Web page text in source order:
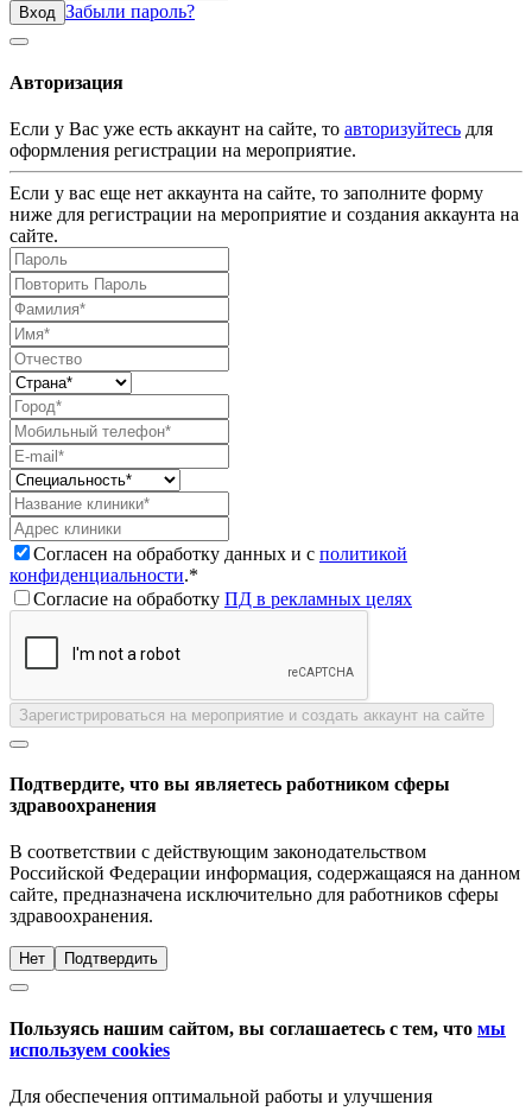
Вход Забыли пароль?
Авторизация
Если у Вас уже есть аккаунт на сайте, то авторизуйтесь для
оформления регистрации на мероприятие.
Если у вас еще нет аккаунта на сайте, то заполните форму
ниже для регистрации на мероприятие и создания аккаунта на
сайте.
Согласен на обработку данных и с политикой
конфиденциальности.*
Согласие на обработку ПД в рекламных целях
Зарегистрироваться на мероприятие и создать аккаунт на сайте
Подтвердите, что вы являетесь работником сферы
здравоохранения
В соответствии с действующим законодательством
Российской Федерации информация, содержащаяся на данном
сайте, предназначена исключительно для работников сферы
здравоохранения.
Нет Подтвердить
Пользуясь нашим сайтом, вы соглашаетесь с тем, что мы
используем cookies
Для обеспечения оптимальной работы и улучшения